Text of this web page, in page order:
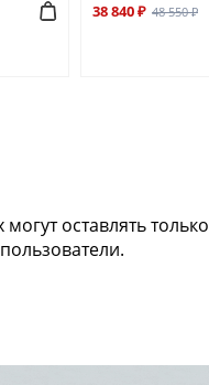
38 840 ₽ 48 550 ₽
оставлять только